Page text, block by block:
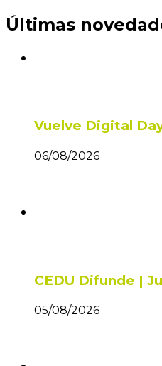
Últimas
Vuelve Digital
06/08/2026
CEDU Difunde |
05/08/2026